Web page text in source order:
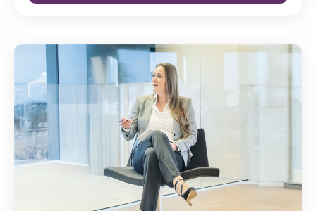
Lees
over:
Duurzaam
incasseren:
sturen
op
resultaat